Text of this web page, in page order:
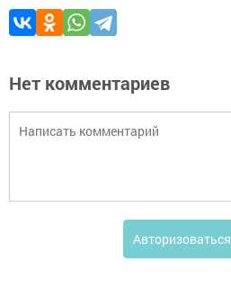
Нет комментариев
Авторизоваться